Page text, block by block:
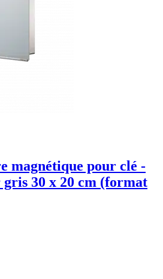
magnétique pour clé -
30 x 20 cm (format